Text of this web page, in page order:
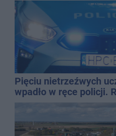
Pięciu nietrzeźwych
wpadło w ręce policji.
promila